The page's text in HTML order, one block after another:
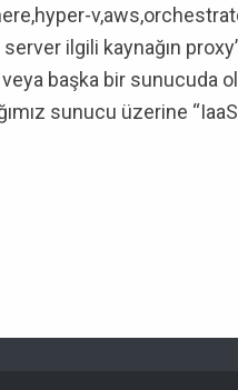
ilgili kaynağın
veya başka bir sunucuda
sunucu üzerine